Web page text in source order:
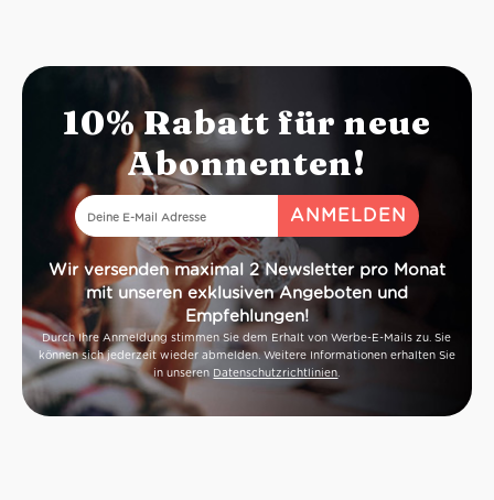
10% Rabatt für neue
Abonnenten!
Wir versenden maximal 2 Newsletter pro Monat
mit unseren exklusiven Angeboten und
Empfehlungen!
Durch Ihre Anmeldung stimmen Sie dem Erhalt von Werbe-E-Mails zu. Sie
können sich jederzeit wieder abmelden. Weitere Informationen erhalten Sie
in unseren Datenschutzrichtlinien